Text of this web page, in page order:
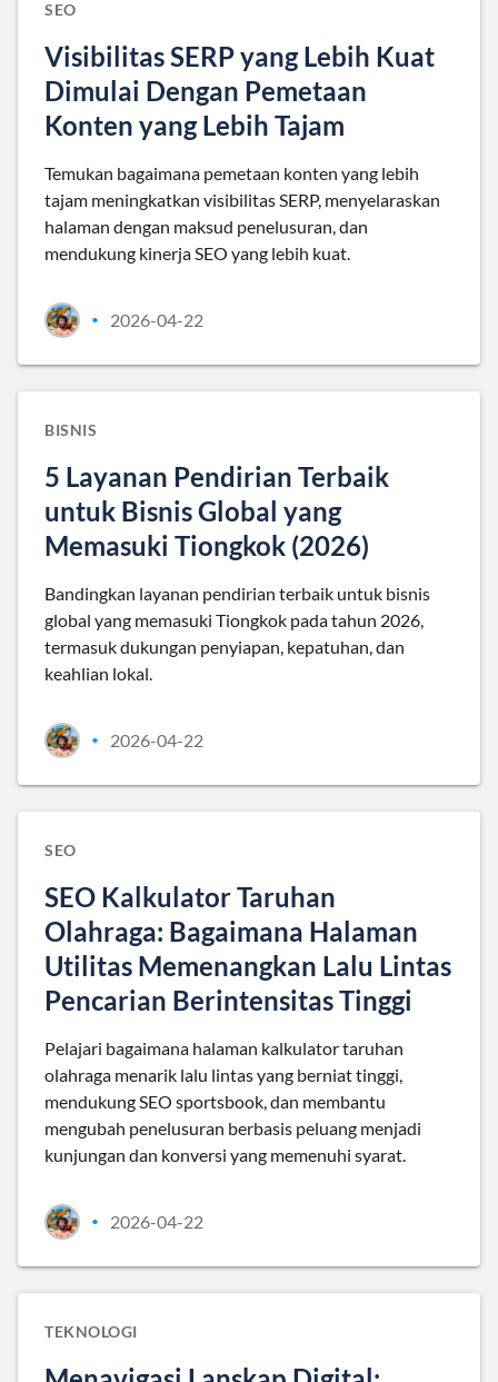
SEO
Visibilitas SERP yang Lebih Kuat
Dimulai Dengan Pemetaan
Konten yang Lebih Tajam
Temukan bagaimana pemetaan konten yang lebih
tajam meningkatkan visibilitas SERP, menyelaraskan
halaman dengan maksud penelusuran, dan
mendukung kinerja SEO yang lebih kuat.
• 2026-04-22
BISNIS
5 Layanan Pendirian Terbaik
untuk Bisnis Global yang
Memasuki Tiongkok (2026)
Bandingkan layanan pendirian terbaik untuk bisnis
global yang memasuki Tiongkok pada tahun 2026,
termasuk dukungan penyiapan, kepatuhan, dan
keahlian lokal.
• 2026-04-22
SEO
SEO Kalkulator Taruhan
Olahraga: Bagaimana Halaman
Utilitas Memenangkan Lalu Lintas
Pencarian Berintensitas Tinggi
Pelajari bagaimana halaman kalkulator taruhan
olahraga menarik lalu lintas yang berniat tinggi,
mendukung SEO sportsbook, dan membantu
mengubah penelusuran berbasis peluang menjadi
kunjungan dan konversi yang memenuhi syarat.
• 2026-04-22
TEKNOLOGI